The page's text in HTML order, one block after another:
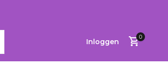
Inloggen
0